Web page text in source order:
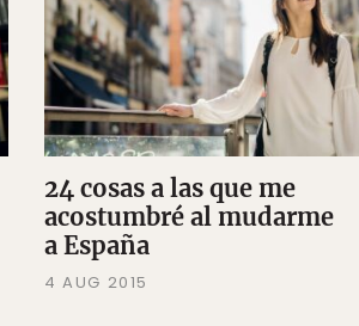
24 cosas a las que me
acostumbré al mudarme
a España
4 AUG 2015